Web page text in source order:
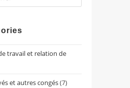
Escape
travail et relation de
et autres congés(7)